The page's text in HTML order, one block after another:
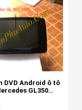
DVD Android ô tô
GL350